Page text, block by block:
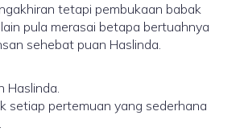
tetapi pembukaan babak
pula merasai betapa bertuahnya
sehebat puan Haslinda.
Haslinda.
setiap pertemuan yang sederhana